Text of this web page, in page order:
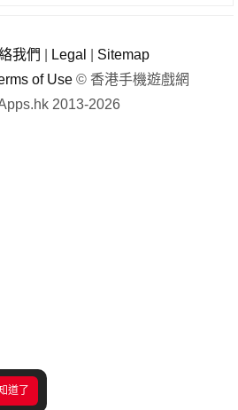
道了
我們 Legal
Sitemap
of Use © 香港手機遊戲網
2013-2026